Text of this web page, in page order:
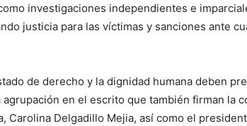
investigaciones independientes e
justicia para las víctimas y sanciones ante
de derecho y la dignidad humana deben
agrupación en el escrito que también firman la
Carolina Delgadillo Mejia, así como el